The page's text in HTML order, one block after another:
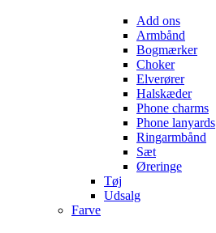
Add ons
Armbånd
Bogmærker
Choker
Elverører
Halskæder
Phone charms
Phone lanyards
Ringarmbånd
Sæt
Øreringe
Tøj
Udsalg
Farve